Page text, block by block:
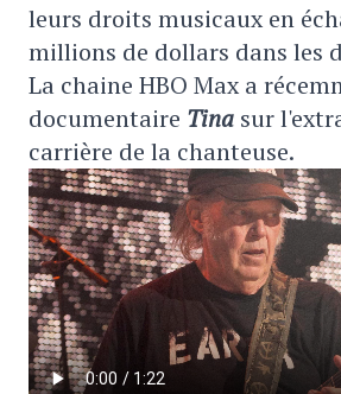
leurs droits musicaux en
millions de dollars dans les
La chaine HBO Max a
documentaire Tina sur
carrière de la chanteuse.